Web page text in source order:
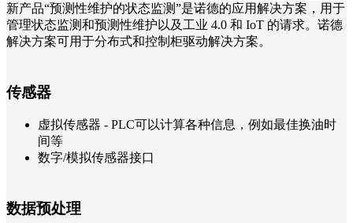
新产品“预测性维护的状态监测”是诺德的应用解决方案，用于
管理状态监测和预测性维护以及工业 4.0 和 IoT 的请求。诺德
解决方案可用于分布式和控制柜驱动解决方案。
传感器
虚拟传感器 - PLC可以计算各种信息，例如最佳换油时
间等
数字/模拟传感器接口
数据预处理